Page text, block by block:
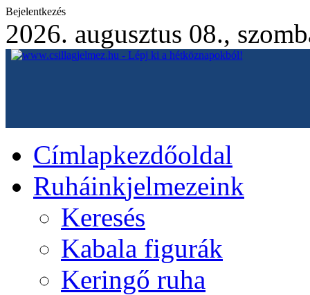
Bejelentkezés
2026. augusztus 08.,
Címlapkezdőoldal
Ruháinkjelmezeink
Keresés
Kabala figurák
Keringő ruha